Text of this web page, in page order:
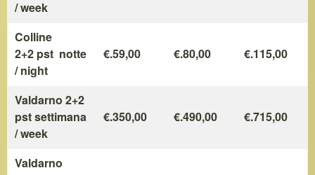
/ week
Colline
2+2 pst notte
/ night
€.59,00 €.80,00 €.115,00
Valdarno 2+2
pst settimana
/ week
€.350,00 €.490,00 €.715,00
Valdarno